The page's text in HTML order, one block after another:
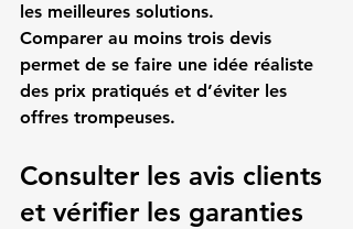
les meilleures solutions.
Comparer au moins trois devis
permet de se faire une idée réaliste
des prix pratiqués et d’éviter les
offres trompeuses.
Consulter les avis clients
et vérifier les garanties